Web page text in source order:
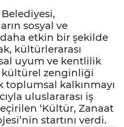
sosyal ve
etkin bir şekilde
kültürlerarası
uyum ve kentlilik
zenginliği
toplumsal kalkınmayı
uluslararası iş
‘Kültür, Zanaat
startını verdi.